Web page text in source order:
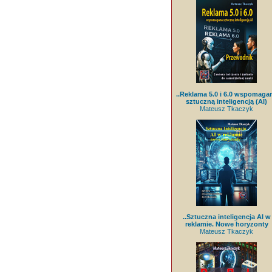
..Reklama 5.0 i 6.0
sztuczną inteligencją (AI)
Mateusz Tkaczyk
..Sztuczna inteligencja AI w
reklamie. Nowe horyzonty
Mateusz Tkaczyk